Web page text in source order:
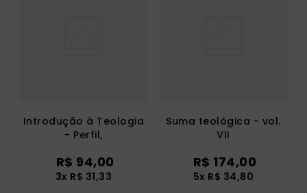
Introdução à Teologia
- Perfil,
R$ 94,00
3x R$ 31,33
Suma teológica - vol.
VII
R$ 174,00
5x R$ 34,80